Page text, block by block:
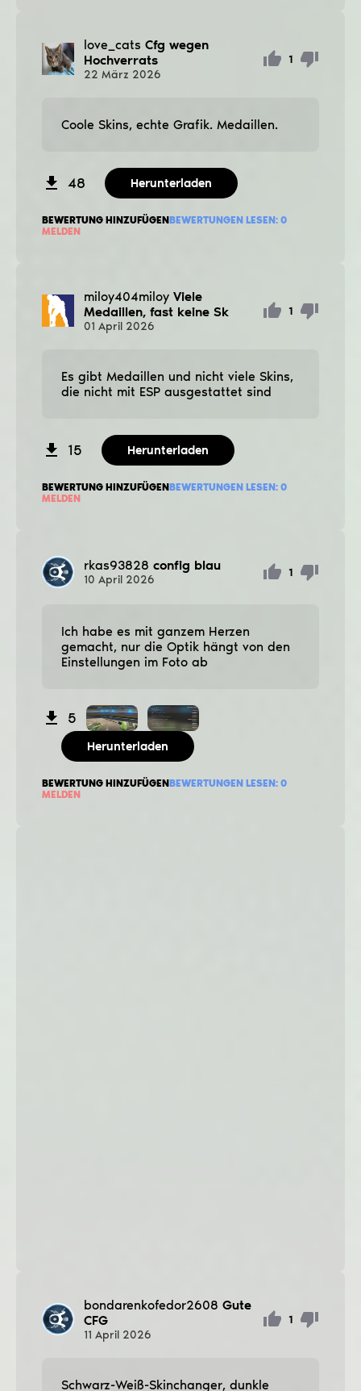
love_cats Cfg wegen
Hochverrats
22 März 2026
1
Coole Skins, echte Grafik. Medaillen.
48 Herunterladen
BEWERTUNG HINZUFÜGENBEWERTUNGEN LESEN: 0
MELDEN
miloy404miloy Viele
Medaillen, fast keine Sk
01 April 2026
1
Es gibt Medaillen und nicht viele Skins,
die nicht mit ESP ausgestattet sind
15 Herunterladen
BEWERTUNG HINZUFÜGENBEWERTUNGEN LESEN: 0
MELDEN
rkas93828 config blau
10 April 2026
1
Ich habe es mit ganzem Herzen
gemacht, nur die Optik hängt von den
Einstellungen im Foto ab
5
Herunterladen
BEWERTUNG HINZUFÜGENBEWERTUNGEN LESEN: 0
MELDEN
bondarenkofedor2608 Gute
CFG
11 April 2026
1
Schwarz-Weiß-Skinchanger, dunkle